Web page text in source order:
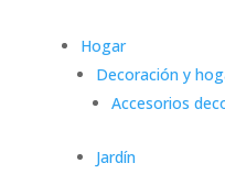
Hogar
Decoración y
Accesorios
Jardín